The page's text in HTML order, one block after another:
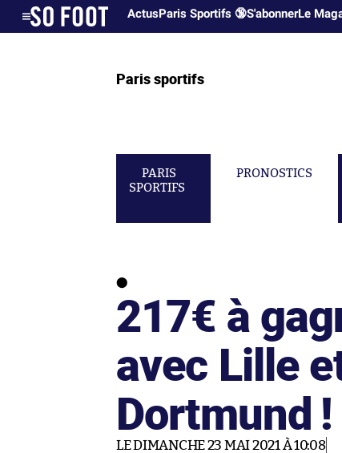
ActusParis Sportifs 🔞S'abonnerLe
Paris sportifs
PARIS
SPORTIFS
PRONOSTICS
217€ à
avec Lille
Dortmund !
LE DIMANCHE 23 MAI 2021 À 10:08